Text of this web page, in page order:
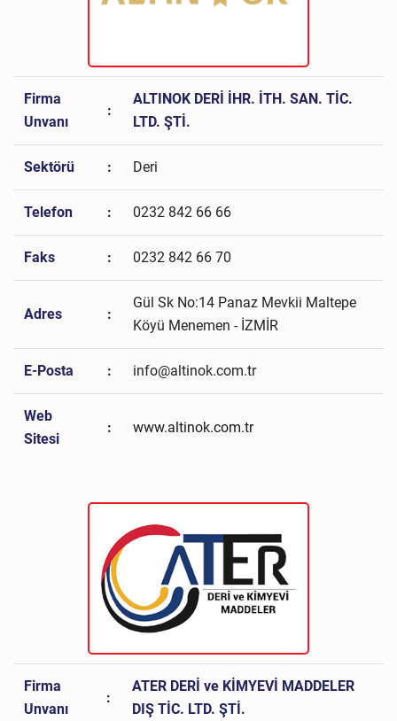
Firma
Unvanı
:
ALTINOK DERİ İHR. İTH. SAN. TİC.
LTD. ŞTİ.
Sektörü : Deri
Telefon : 0232 842 66 66
Faks : 0232 842 66 70
Adres :
Gül Sk No:14 Panaz Mevkii Maltepe
Köyü Menemen - İZMİR
E-Posta : info@altinok.com.tr
Web
Sitesi
: www.altinok.com.tr
Firma
Unvanı
:
ATER DERİ ve KİMYEVİ MADDELER
DIŞ TİC. LTD. ŞTİ.